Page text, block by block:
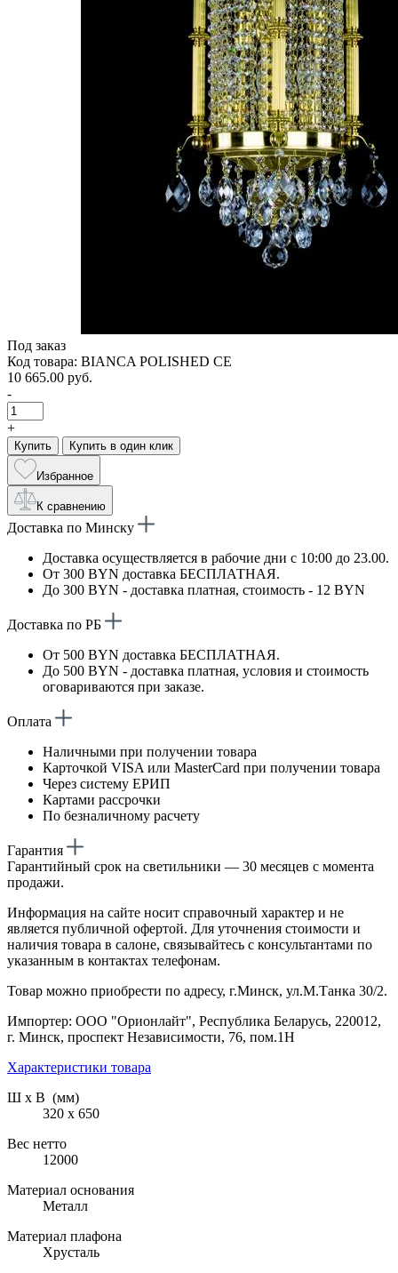
Под заказ
Код товара: BIANCA POLISHED CE
10 665.00 руб.
-
+
Купить Купить в один клик
Избранное
К сравнению
Доставка по Минску
Доставка осуществляется в рабочие дни с 10:00 до 23.00.
От 300 BYN доставка БЕСПЛАТНАЯ.
До 300 BYN - доставка платная, стоимость - 12 BYN
Доставка по РБ
От 500 BYN доставка БЕСПЛАТНАЯ.
До 500 BYN - доставка платная, условия и стоимость
оговариваются при заказе.
Оплата
Наличными при получении товара
Карточкой VISA или MasterCard при получении товара
Через систему ЕРИП
Картами рассрочки
По безналичному расчету
Гарантия
Гарантийный срок на светильники — 30 месяцев с момента
продажи.
Информация на сайте носит справочный характер и не
является публичной офертой. Для уточнения стоимости и
наличия товара в салоне, связывайтесь с консультантами по
указанным в контактах телефонам.
Товар можно приобрести по адресу, г.Минск, ул.М.Танка 30/2.
Импортер: ООО "Орионлайт", Республика Беларусь, 220012,
г. Минск, проспект Независимости, 76, пом.1Н
Характеристики товара
Ш х В (мм)
320 х 650
Вес нетто
12000
Материал основания
Металл
Материал плафона
Хрусталь